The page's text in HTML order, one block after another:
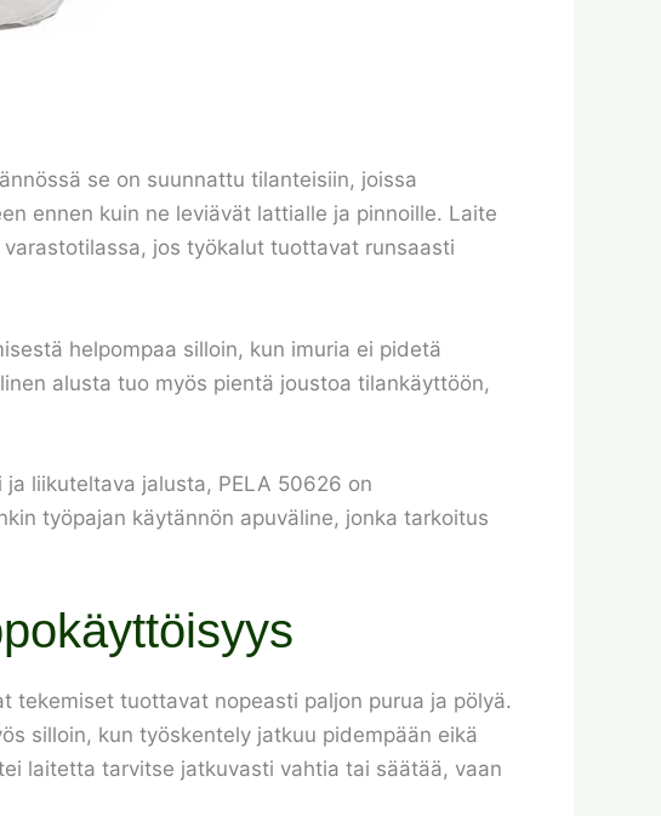
se on suunnattu tilanteisiin, joissa
ennen kuin ne leviävät lattialle ja pinnoille. Laite
jos työkalut tuottavat runsaasti
helpompaa silloin, kun imuria ei pidetä
alusta tuo myös pientä joustoa tilankäyttöön,
liikuteltava jalusta, PELA 50626 on
työpajan käytännön apuväline, jonka tarkoitus
tekemiset tuottavat nopeasti paljon purua ja pölyä.
silloin, kun työskentely jatkuu pidempään eikä
laitetta tarvitse jatkuvasti vahtia tai säätää, vaan